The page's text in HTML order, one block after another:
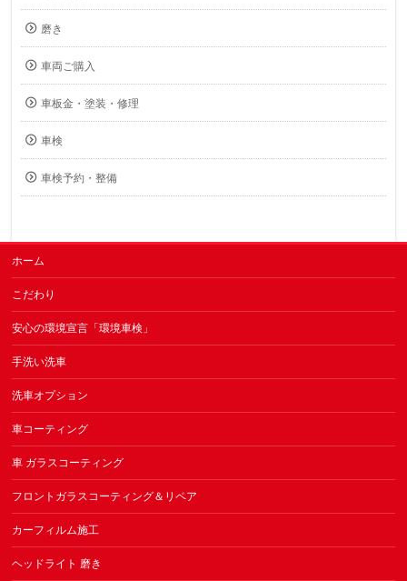
磨き
車両ご購入
車板金・塗装・修理
車検
車検予約・整備
ホーム
こだわり
安心の環境宣言「環境車検」
手洗い洗車
洗車オプション
車コーティング
車 ガラスコーティング
フロントガラスコーティング＆リペア
カーフィルム施工
ヘッドライト 磨き